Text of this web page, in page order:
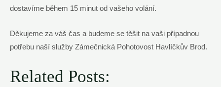
dostavíme během 15 minut od vašeho volání.
Děkujeme za váš čas a budeme se těšit na vaši případnou
potřebu naší služby Zámečnická Pohotovost Havlíčkův Brod.
Related Posts: